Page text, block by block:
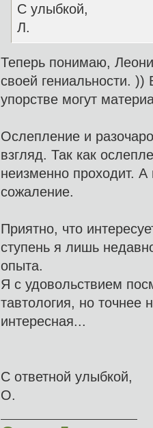
С улыбкой,
Л.
Теперь понимаю,
своей гениальности.
упорстве могут
Ослепление и
взгляд. Так как
неизменно проходит. А
сожаление.
Приятно, что
ступень я лишь
опыта.
Я с удовольствием
тавтология, но точнее
интересная...
С ответной улыбкой,
О.